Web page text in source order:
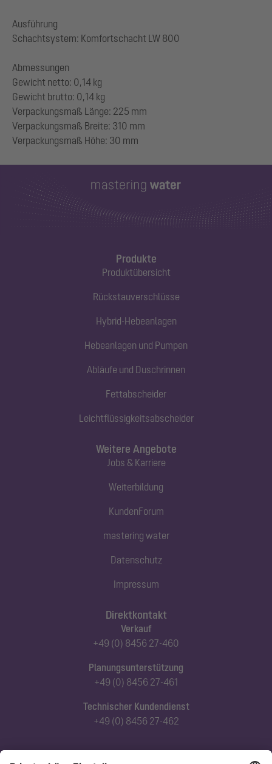
Ausführung
Schachtsystem: Komfortschacht LW 800
Abmessungen
Gewicht netto: 0,14 kg
Gewicht brutto: 0,14 kg
Verpackungsmaß Länge: 225 mm
Verpackungsmaß Breite: 310 mm
Produkte
Produktübersicht
Rückstauverschlüsse
Hybrid-Hebeanlagen
Hebeanlagen und Pumpen
Abläufe und Duschrinnen
Fettabscheider
Leichtflüssigkeitsabscheider
Direktkontakt
Verkauf
+49 (0) 8456 27-460
Planungsunterstützung
+49 (0) 8456 27-461
Technischer Kundendienst
+49 (0) 8456 27-462
Abonnieren Sie unseren Newsletter
Weitere Angebote
Jobs & Karriere
Weiterbildung
KundenForum
mastering water
Datenschutz
Impressum